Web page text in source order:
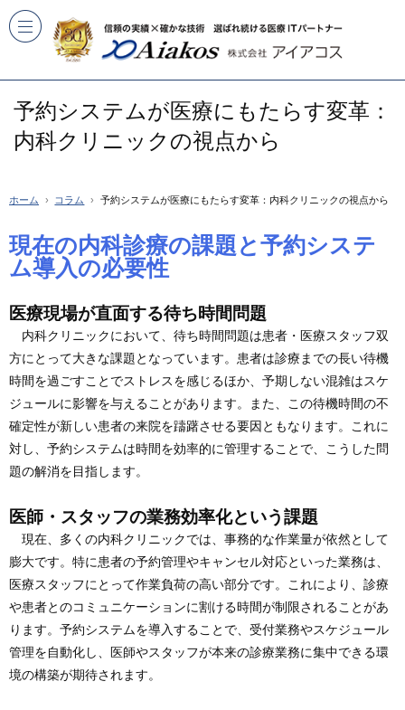
予約システムが医療にもたらす変革：
内科クリニックの視点から
ホーム コラム 予約システムが医療にもたらす変革：内科クリニックの視点から
現在の内科診療の課題と予約システ
ム導入の必要性
医療現場が直面する待ち時間問題
内科クリニックにおいて、待ち時間問題は患者・医療スタッフ双
方にとって大きな課題となっています。患者は診療までの長い待機
時間を過ごすことでストレスを感じるほか、予期しない混雑はスケ
ジュールに影響を与えることがあります。また、この待機時間の不
確定性が新しい患者の来院を躊躇させる要因ともなります。これに
対し、予約システムは時間を効率的に管理することで、こうした問
題の解消を目指します。
医師・スタッフの業務効率化という課題
現在、多くの内科クリニックでは、事務的な作業量が依然として
膨大です。特に患者の予約管理やキャンセル対応といった業務は、
医療スタッフにとって作業負荷の高い部分です。これにより、診療
や患者とのコミュニケーションに割ける時間が制限されることがあ
ります。予約システムを導入することで、受付業務やスケジュール
管理を自動化し、医師やスタッフが本来の診療業務に集中できる環
境の構築が期待されます。